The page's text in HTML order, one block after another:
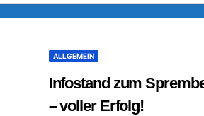
ALLGEMEIN
Infostand zum
– voller Erfolg!